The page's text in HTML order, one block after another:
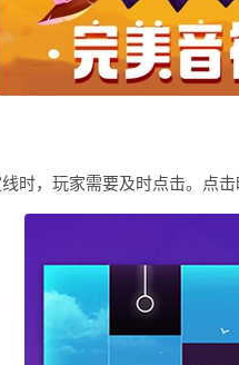
时，玩家需要及时点击。点击